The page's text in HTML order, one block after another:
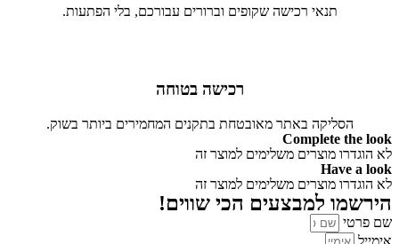
תנאי רכישה שקופים וברורים עבורכם, בלי הפתעות.
רכישה בטוחה
הסליקה באתר מאובטחת בתקנים המחמירים ביותר בשוק.
Complete the look
לא הוגדרו מוצרים משלימים למוצר זה
Have a look
לא הוגדרו מוצרים משלימים למוצר זה
הירשמו למבצעים הכי שווים!
שם פרטי
אימייל